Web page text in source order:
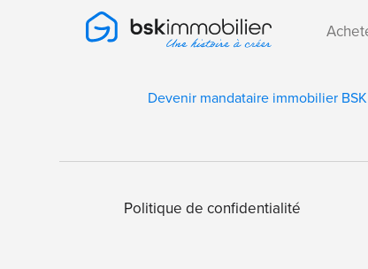
Devenir mandataire immobilier
Politique de confidentialité